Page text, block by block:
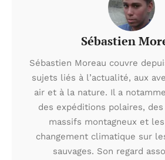
Sébastien
Sébastien Moreau couvre
sujets liés à l’actualité, aux
air et à la nature. Il a
des expéditions polaires,
massifs montagneux et
changement climatique sur
sauvages. Son regard